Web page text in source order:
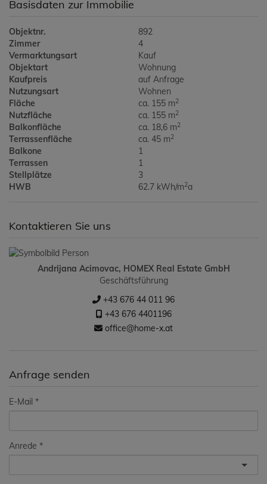
Basisdaten zur Immobilie
Objektnr.
892
Zimmer
4
Vermarktungsart
Kauf
Objektart
Wohnung
Kaufpreis
auf Anfrage
Nutzungsart
Wohnen
Fläche
ca. 155 m2
Nutzfläche ca. 155 m2
Balkonfläche ca. 18,6 m2
Terrassenfläche ca. 45 m2
Balkone
1
Terrassen
1
Stellplätze
3
HWB
62.7 kWh/m2a
Kontaktieren Sie uns
Andrijana Acimovac, HOMEX Real Estate GmbH
Geschäftsführung
+43 676 44 011 96
+43 676 4401196
office@home-x.at
Anfrage senden
E-Mail
Anrede